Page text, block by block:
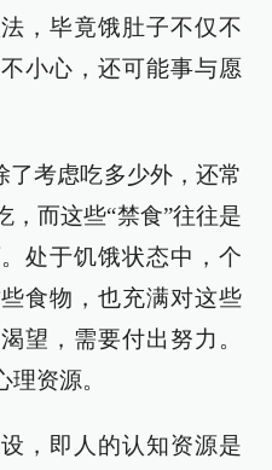
，毕竟饿肚子不仅不
小心，还可能事与愿
了考虑吃多少外，还常
，而这些“禁食”往往是
处于饥饿状态中，个
食物，也充满对这些
望，需要付出努力。
资源。
，即人的认知资源是